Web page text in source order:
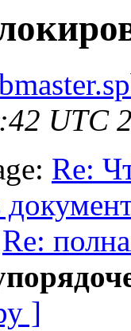
UTC
Re:
Re:
]